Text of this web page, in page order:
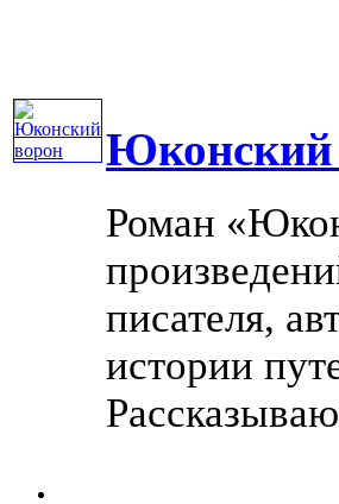
Юконский
Роман
писателя,
истории